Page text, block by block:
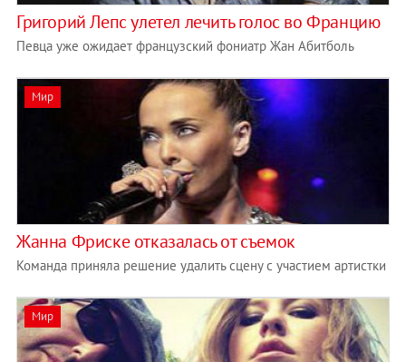
Григорий Лепс улетел лечить голос во Францию
Певца уже ожидает французский фониатр Жан Абитболь
Мир
Жанна Фриске отказалась от съемок
Команда приняла решение удалить сцену с участием артистки
Мир